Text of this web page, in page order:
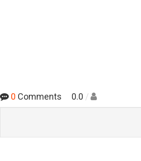
0 Comments 0.0 /